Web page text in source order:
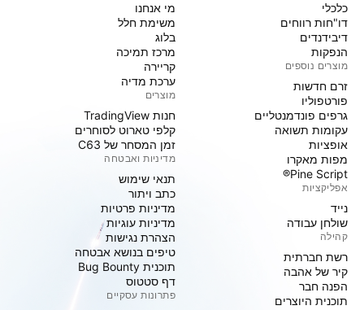
כלכלי
דו"חות רווחים
דיבידנדים
הנפקות
מוצרים נוספים
זרם חדשות
פורטפוליו
גרפים פונדמנטליים
עקומות תשואה
אופציות
מפות מאקרו
Pine Script®
אפליקציות
נייד
שולחן עבודה
קהילה
רשת חברתית
קיר של אהבה
הפנה חבר
תוכנית היוצרים
מי אנחנו
משימת חלל
בלוג
מרכז תמיכה
קריירה
ערכת מדיה
מוצרים
חנות TradingView
קלפי טארוט לסוחרים
זמן המסחר של C63
מדיניות ואבטחה
תנאי שימוש
כתב ויתור
מדיניות פרטיות
מדיניות עוגיות
הצהרת נגישות
טיפים בנושא אבטחה
תוכנית Bug Bounty
דף סטטוס
פתרונות עסקיים